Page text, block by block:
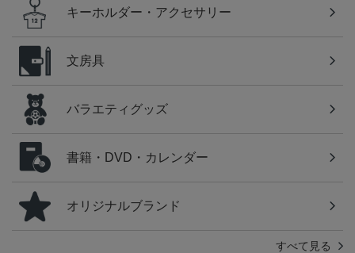
キーホルダー・アクセサリー
文房具
バラエティグッズ
書籍・DVD・カレンダー
オリジナルブランド
すべて見る